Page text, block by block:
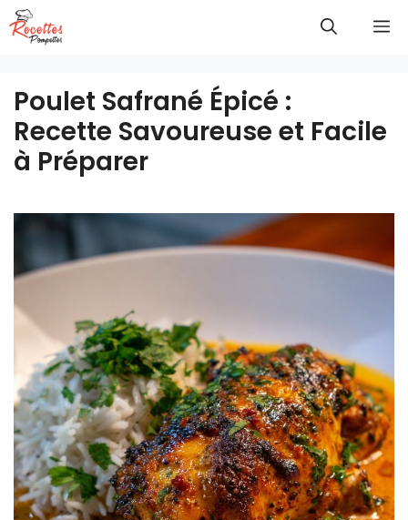
Aller
au
Poulet Safrané Épicé :
Recette Savoureuse et Facile
à Préparer